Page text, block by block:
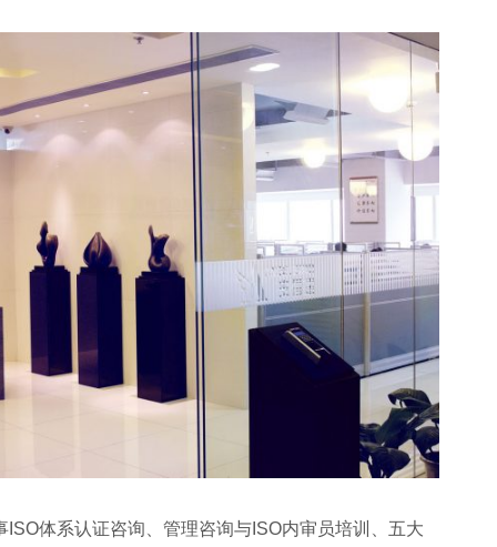
体系认证咨询、管理咨询与ISO内审员培训、五大